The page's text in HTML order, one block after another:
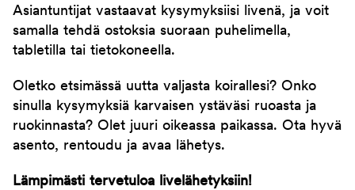
Asiantuntijat vastaavat kysymyksiisi livenä, ja voit
samalla tehdä ostoksia suoraan puhelimella,
tabletilla tai tietokoneella.
Oletko etsimässä uutta valjasta koirallesi? Onko
sinulla kysymyksiä karvaisen ystäväsi ruoasta ja
ruokinnasta? Olet juuri oikeassa paikassa. Ota hyvä
asento, rentoudu ja avaa lähetys.
Lämpimästi tervetuloa livelähetyksiin!